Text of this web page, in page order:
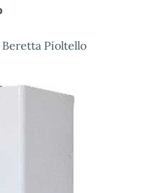
Beretta Pioltello